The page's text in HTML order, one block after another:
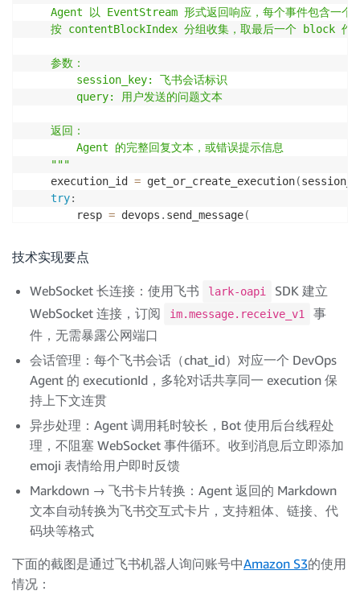
Agent 以 EventStream 形式返回响应，每个事件包含一个
按 contentBlockIndex 分组收集，取最后一个 block 作
    参数：
        session_key: 飞书会话标识
        query: 用户发送的问题文本
    返回：
        Agent 的完整回复文本，或错误提示信息
    """
    execution_id
= get_or_create_execution(
try:
        resp
= devops . send_message(
            executionId
            content
        blocks
: dict[int , list[ str]] = {}
for event in resp.get("events", [ ]):
if "contentBlockDelta"
                idx
= block.get( "contentBlockIndex"
                delta
= block.get("delta", {})
                text_delta
if "text" in text_delta:
                    blocks
.setdefault (idx, []).
elif "responseFailed" in event:
                err
= event
                logger
.error ( "Agent response failed:
return
f"DevOps Agent 返回错误： {err
if
        last_idx
技术实现要点
WebSocket 长连接：使用飞书 lark-oapi
SDK 建立
WebSocket 连接，订阅
im.message.receive_v1
事
件，无需暴露公网端口
会话管理：每个飞书会话（chat_id）对应一个 DevOps
Agent 的 executionId，多轮对话共享同一 execution 保
持上下文连贯
异步处理：Agent 调用耗时较长，Bot 使用后台线程处
理，不阻塞 WebSocket 事件循环。收到消息后立即添加
emoji 表情给用户即时反馈
Markdown → 飞书卡片转换：Agent 返回的 Markdown
文本自动转换为飞书交互式卡片，支持粗体、链接、代
码块等格式
下面的截图是通过飞书机器人询问账号中Amazon S3的使用
情况：